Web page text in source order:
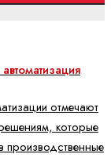
отмечают
которые
производственные